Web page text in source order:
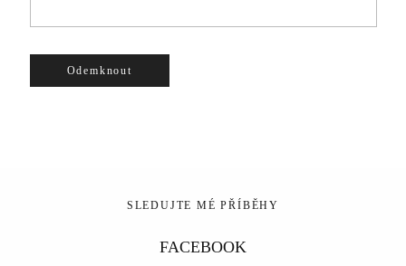
SLEDUJTE MÉ PŘÍBĚHY
FACEBOOK
KLIENT
KONTAKT
123.456.7890